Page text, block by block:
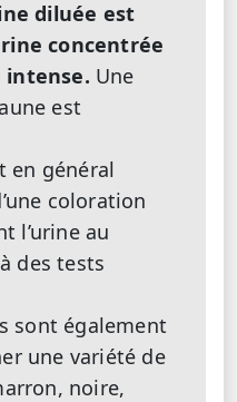
diluée est
concentrée
intense. Une
est
en général
coloration
l’urine au
des tests
sont également
une variété de
noire,